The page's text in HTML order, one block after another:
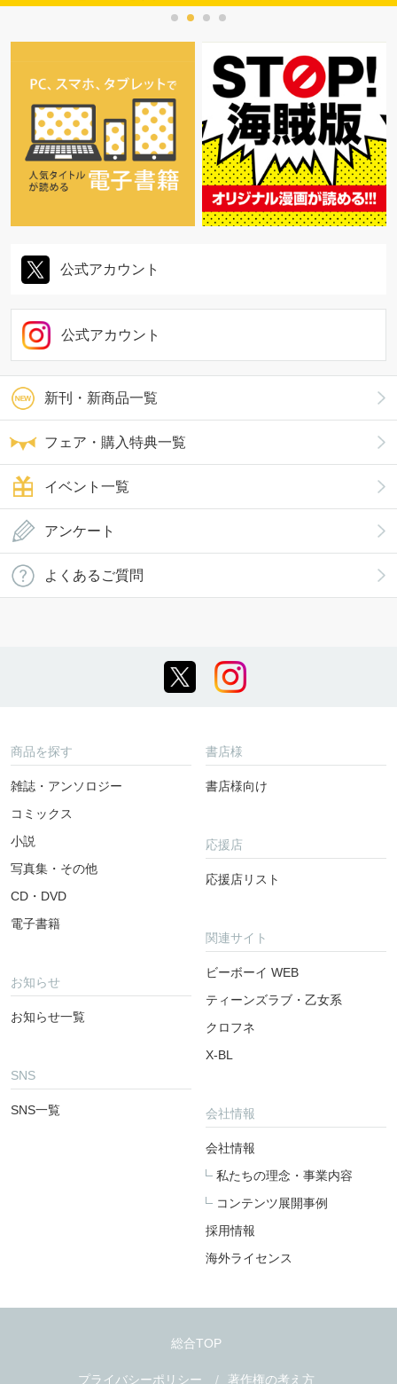
新刊・新商品一覧
フェア・購入特典一覧
イベント一覧
公式アカウント
公式アカウント
アンケート
よくあるご質問
商品を探す
雑誌・アンソロジー
コミックス
小説
写真集・その他
CD・DVD
電子書籍
お知らせ
お知らせ一覧
SNS
SNS一覧
書店様
書店様向け
応援店
応援店リスト
関連サイト
ビーボーイ WEB
ティーンズラブ・乙女系
クロフネ
X-BL
会社情報
会社情報
私たちの理念・事業内容
コンテンツ展開事例
採用情報
海外ライセンス
総合TOP
プライバシーポリシー 著作権の考え方